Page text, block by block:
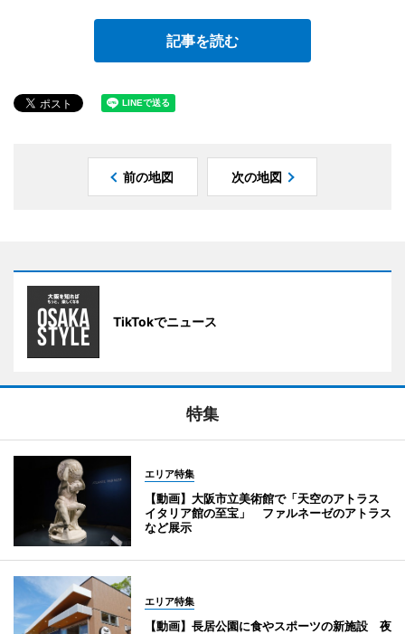
記事を読む
前の地図 次の地図
TikTokでニュース
特集
エリア特集
【動画】大阪市立美術館で「天空のアトラス
イタリア館の至宝」 ファルネーゼのアトラス
など展示
エリア特集
【動画】長居公園に食やスポーツの新施設 夜